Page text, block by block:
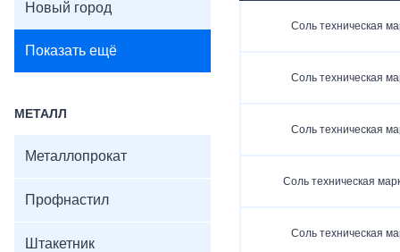
Новый город
Показать ещё
МЕТАЛЛ
Металлопрокат
Профнастил
Штакетник
Соль техническая
Соль техническая
Соль техническая
Соль техническая
Соль техническая